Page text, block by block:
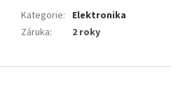
Kategorie: Elektronika
Záruka: 2 roky